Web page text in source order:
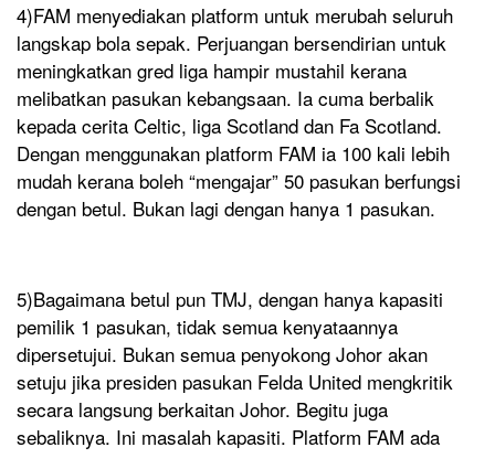
4)FAM menyediakan platform untuk merubah seluruh
langskap bola sepak. Perjuangan bersendirian untuk
meningkatkan gred liga hampir mustahil kerana
melibatkan pasukan kebangsaan. Ia cuma berbalik
kepada cerita Celtic, liga Scotland dan Fa Scotland.
Dengan menggunakan platform FAM ia 100 kali lebih
mudah kerana boleh “mengajar” 50 pasukan berfungsi
dengan betul. Bukan lagi dengan hanya 1 pasukan.
5)Bagaimana betul pun TMJ, dengan hanya kapasiti
pemilik 1 pasukan, tidak semua kenyataannya
dipersetujui. Bukan semua penyokong Johor akan
setuju jika presiden pasukan Felda United mengkritik
secara langsung berkaitan Johor. Begitu juga
sebaliknya. Ini masalah kapasiti. Platform FAM ada